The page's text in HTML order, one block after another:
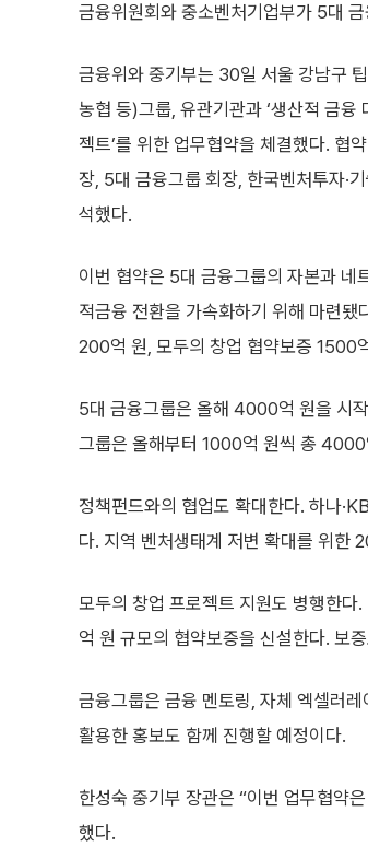
금융위원회와 중소벤처기업부가 5대
금융위와 중기부는 30일 서울 강남구
농협 등)그룹, 유관기관과 ‘생산적 금
젝트’를 위한 업무협약을 체결했다. 협
장, 5대 금융그룹 회장, 한국벤처투자·
석했다.
이번 협약은 5대 금융그룹의 자본과 네
적금융 전환을 가속화하기 위해 마련
200억 원, 모두의 창업 협약보증 1500
5대 금융그룹은 올해 4000억 원을 시
그룹은 올해부터 1000억 원씩 총
정책펀드와의 협업도 확대한다. 하나
다. 지역 벤처생태계 저변 확대를 위한
모두의 창업 프로젝트 지원도 병행한
억 원 규모의 협약보증을 신설한다. 보
금융그룹은 금융 멘토링, 자체 엑셀러
활용한 홍보도 함께 진행할 예정이다.
한성숙 중기부 장관은 “이번 업무협약
했다.